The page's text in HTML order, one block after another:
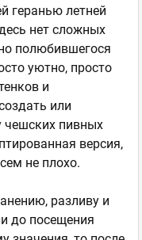
геранью летней
нет сложных
полюбившегося
уютно, просто
и
или
пивных
версия,
не плохо.
разливу и
до посещения